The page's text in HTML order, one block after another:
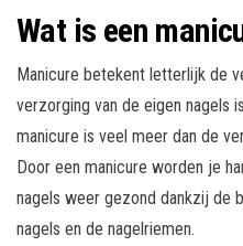
Wat is een
Manicure betekent letterlijk de
verzorging van de eigen nagels
manicure is veel meer dan de
Door een manicure worden je
nagels weer gezond dankzij de
nagels en de nagelriemen.